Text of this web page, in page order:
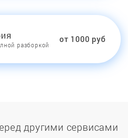
разборкой
от 1000 руб
другими сервисами